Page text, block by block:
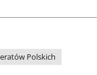
Polskich